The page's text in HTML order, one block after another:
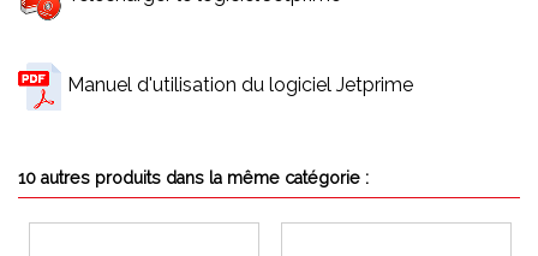
Manuel d'utilisation du logiciel Jetprime
10 autres produits dans la même catégorie :